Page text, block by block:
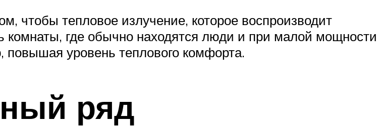
чтобы тепловое излучение, которое воспроизводит
комнаты, где обычно находятся люди и при малой мощности
повышая уровень теплового комфорта.
ряд